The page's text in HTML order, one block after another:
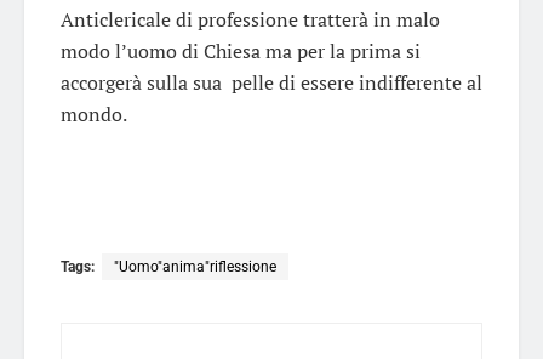
Anticlericale di professione tratterà in malo
modo l’uomo di Chiesa ma per la prima si
accorgerà sulla sua pelle di essere indifferente al
mondo.
Tags: "Uomo"anima"riflessione